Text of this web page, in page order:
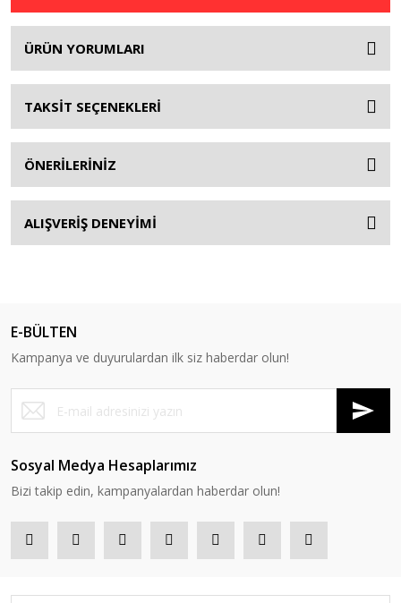
ÜRÜN YORUMLARI
TAKSİT SEÇENEKLERİ
ÖNERİLERİNİZ
ALIŞVERİŞ DENEYİMİ
E-BÜLTEN
Kampanya ve duyurulardan ilk siz haberdar olun!
Sosyal Medya Hesaplarımız
Bizi takip edin, kampanyalardan haberdar olun!